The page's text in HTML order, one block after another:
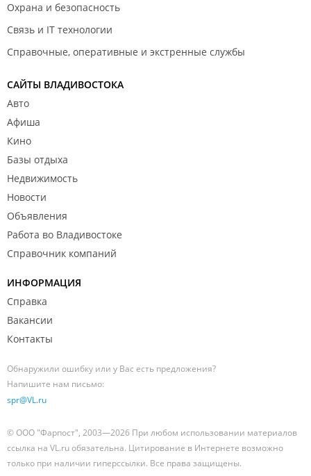
Охрана и безопасность
Связь и IT технологии
Справочные, оперативные и экстренные службы
САЙТЫ ВЛАДИВОСТОКА
Авто
Афиша
Кино
Базы отдыха
Недвижимость
Новости
Объявления
Работа во Владивостоке
Справочник компаний
ИНФОРМАЦИЯ
Справка
Вакансии
Контакты
Обнаружили ошибку или у Вас есть предложения?
Напишите нам письмо:
spr@VL.ru
© ООО "Фарпост", 2003—2026 При любом использовании материалов
ссылка на VL.ru обязательна. Цитирование в Интернете возможно
только при наличии гиперссылки. Все права защищены.